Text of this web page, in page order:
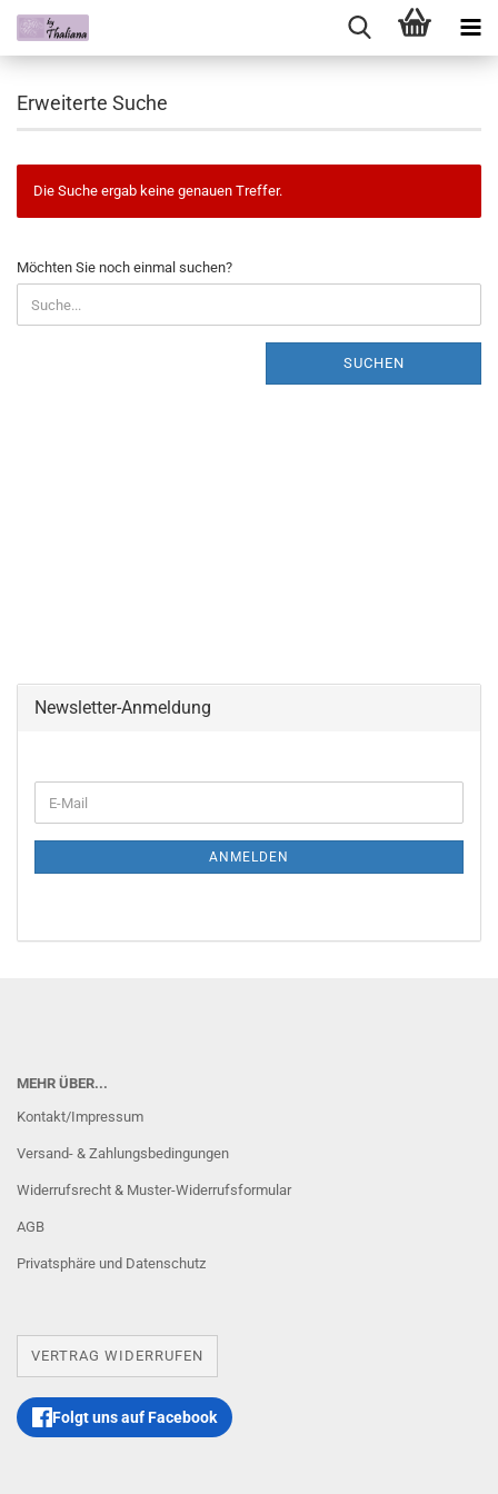
Erweiterte Suche
Die Suche ergab keine genauen Treffer.
Möchten Sie noch einmal suchen?
SUCHEN
Newsletter-Anmeldung
E-
Mail
ANMELDEN
MEHR ÜBER...
Kontakt/Impressum
Versand- & Zahlungsbedingungen
Widerrufsrecht & Muster-Widerrufsformular
AGB
Privatsphäre und Datenschutz
VERTRAG WIDERRUFEN
Folgt uns auf Facebook